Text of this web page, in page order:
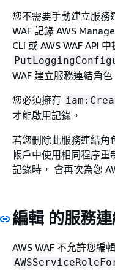
您不需要手動建立服務
WAF 記錄 AWS
CLI 或 AWS WAF API 中
WAF 建立服務連結角色
您必須擁有
才能啟用記錄。
若您刪除此服務連結角
帳戶中使用相同程序重
記錄時， 會再次為您
編輯 的服務
AWS WAF 不允許您編輯